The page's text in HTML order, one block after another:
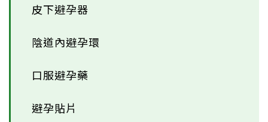
皮下避孕器
陰道內避孕環
口服避孕藥
避孕貼片